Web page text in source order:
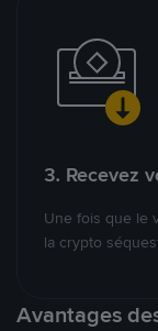
3. Recevez
Une fois que le
la crypto
Avantages